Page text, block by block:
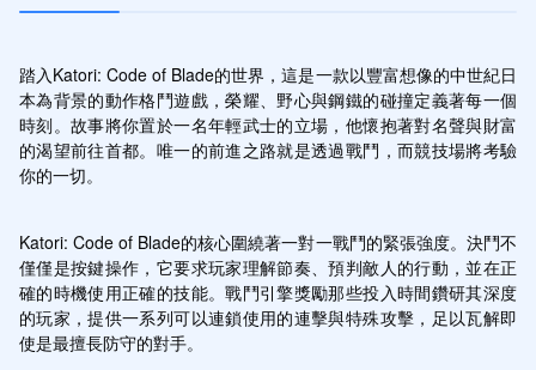
踏入Katori: Code of Blade的世界，這是一款以豐富想像的中世紀日
本為背景的動作格鬥遊戲，榮耀、野心與鋼鐵的碰撞定義著每一個
時刻。故事將你置於一名年輕武士的立場，他懷抱著對名聲與財富
的渴望前往首都。唯一的前進之路就是透過戰鬥，而競技場將考驗
你的一切。
Katori: Code of Blade的核心圍繞著一對一戰鬥的緊張強度。決鬥不
僅僅是按鍵操作，它要求玩家理解節奏、預判敵人的行動，並在正
確的時機使用正確的技能。戰鬥引擎獎勵那些投入時間鑽研其深度
的玩家，提供一系列可以連鎖使用的連擊與特殊攻擊，足以瓦解即
使是最擅長防守的對手。